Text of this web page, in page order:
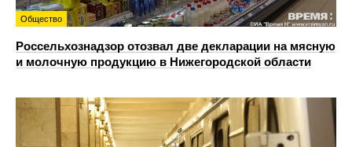
Общество
Россельхознадзор отозвал две декларации на мясную
и молочную продукцию в Нижегородской области